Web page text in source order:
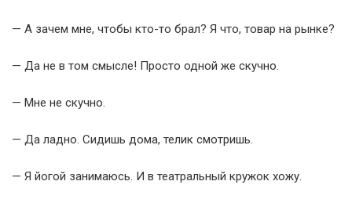
— А зачем мне, чтобы кто-то брал? Я что, товар на рынке?
— Да не в том смысле! Просто одной же скучно.
— Мне не скучно.
— Да ладно. Сидишь дома, телик смотришь.
— Я йогой занимаюсь. И в театральный кружок хожу.